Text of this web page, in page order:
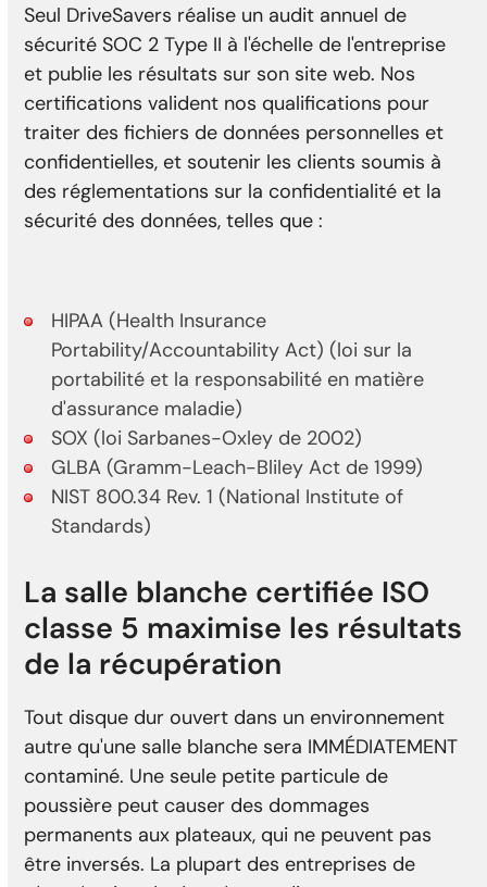
Seul DriveSavers réalise un audit annuel de
sécurité SOC 2 Type II à l'échelle de l'entreprise
et publie les résultats sur son site web. Nos
certifications valident nos qualifications pour
traiter des fichiers de données personnelles et
confidentielles, et soutenir les clients soumis à
des réglementations sur la confidentialité et la
sécurité des données, telles que :
HIPAA (Health Insurance
Portability/Accountability Act) (loi sur la
portabilité et la responsabilité en matière
d'assurance maladie)
SOX (loi Sarbanes-Oxley de 2002)
GLBA (Gramm-Leach-Bliley Act de 1999)
NIST 800.34 Rev. 1 (National Institute of
Standards)
La salle blanche certifiée ISO
classe 5 maximise les résultats
de la récupération
Tout disque dur ouvert dans un environnement
autre qu'une salle blanche sera IMMÉDIATEMENT
contaminé. Une seule petite particule de
poussière peut causer des dommages
permanents aux plateaux, qui ne peuvent pas
être inversés. La plupart des entreprises de